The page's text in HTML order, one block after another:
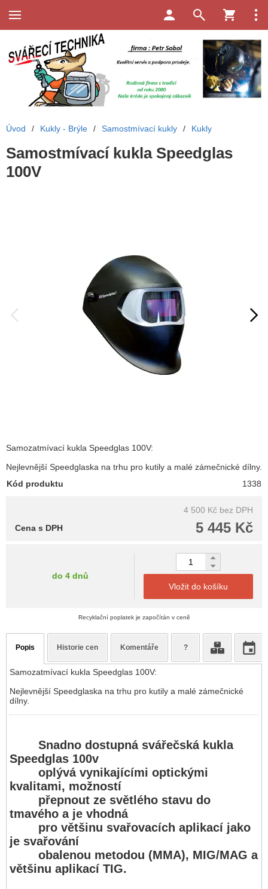
Úvod / Kukly - Brýle / Samostmívací kukly / Kukly
Samostmívací kukla Speedglas
100V
Samozatmívací kukla Speedglas 100V:
Nejlevnější Speedglaska na trhu pro kutily a malé zámečnické dílny.
Kód produktu
1338
4 500 Kč bez DPH
5 445 Kč
Cena s DPH
do 4 dnů
Vložit do košíku
Recyklační poplatek je započítán v ceně
Popis Historie cen Komentáře ?
Samozatmívací kukla Speedglas 100V:
Nejlevnější Speedglaska na trhu pro kutily a malé zámečnické
dílny.
Snadno dostupná svářečská kukla
Speedglas 100v
oplývá vynikajícími optickými
kvalitami, možností
přepnout ze světlého stavu do
tmavého a je vhodná
pro většinu svařovacích aplikací jako
je svařování
obalenou metodou (MMA), MIG/MAG a
většinu aplikací TIG.